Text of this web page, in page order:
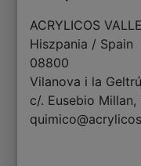
ACRYLICOS
Hiszpania / Spain
08800
Vilanova i la
c/. Eusebio Millan,